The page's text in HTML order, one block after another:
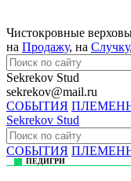
Чистокровные
на Продажу, на Случку
Sekrekov Stud
sekrekov@mail.ru
СОБЫТИЯ
Sekrekov Stud
СОБЫТИЯ
ПЕДИГРИ